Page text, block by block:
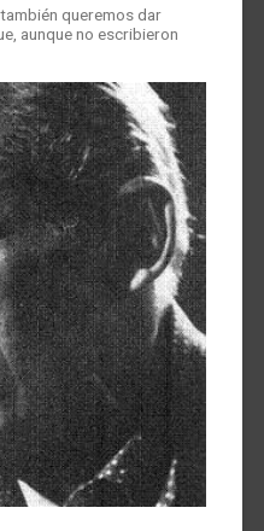
queremos dar
aunque no escribieron